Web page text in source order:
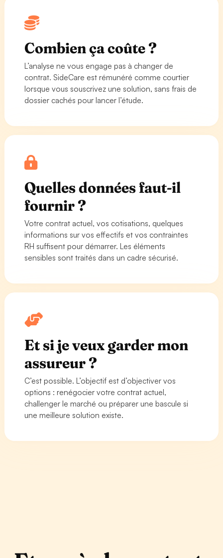
Combien ça coûte ?
L’analyse ne vous engage pas à changer de
contrat. SideCare est rémunéré comme courtier
lorsque vous souscrivez une solution, sans frais de
dossier cachés pour lancer l’étude.
Quelles données faut-il
fournir ?
Votre contrat actuel, vos cotisations, quelques
informations sur vos effectifs et vos contraintes
RH suffisent pour démarrer. Les éléments
sensibles sont traités dans un cadre sécurisé.
Et si je veux garder mon
assureur ?
C’est possible. L’objectif est d’objectiver vos
options : renégocier votre contrat actuel,
challenger le marché ou préparer une bascule si
une meilleure solution existe.